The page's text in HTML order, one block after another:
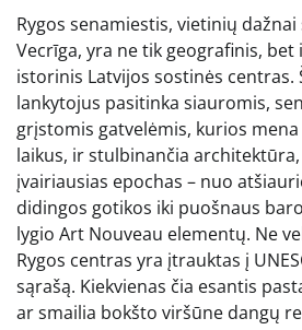
Rygos senamiestis, vietinių
Vecrīga, yra ne tik geografinis,
istorinis Latvijos sostinės centras.
lankytojus pasitinka siauromis,
grįstomis gatvelėmis, kurios
laikus, ir stulbinančia
įvairiausias epochas – nuo
didingos gotikos iki puošnaus
lygio Art Nouveau elementų. Ne
Rygos centras yra įtrauktas į
sąrašą. Kiekvienas čia esantis
ar smailia bokšto viršūne dangų